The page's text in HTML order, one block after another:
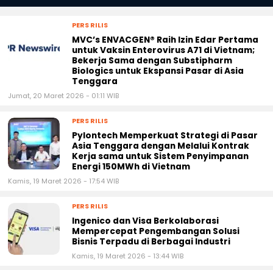
PERS RILIS
MVC’s ENVACGEN® Raih Izin Edar Pertama
untuk Vaksin Enterovirus A71 di Vietnam;
Bekerja Sama dengan Substipharm
Biologics untuk Ekspansi Pasar di Asia
Tenggara
Jumat, 20 Maret 2026 - 01:11 WIB
PERS RILIS
Pylontech Memperkuat Strategi di Pasar
Asia Tenggara dengan Melalui Kontrak
Kerja sama untuk Sistem Penyimpanan
Energi 150MWh di Vietnam
Kamis, 19 Maret 2026 - 17:54 WIB
PERS RILIS
Ingenico dan Visa Berkolaborasi
Mempercepat Pengembangan Solusi
Bisnis Terpadu di Berbagai Industri
Kamis, 19 Maret 2026 - 13:44 WIB